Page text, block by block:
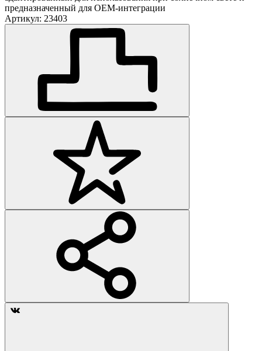
предназначенный для OEM-интеграции
Артикул: 23403